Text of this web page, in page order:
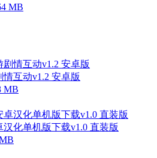
MB
互动v1.2 安卓版
MB
化单机版下载v1.0 直装版